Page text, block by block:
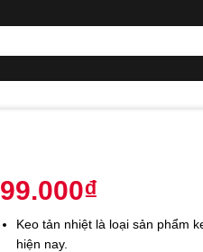
99.000₫
Keo tản nhiệt là loại sản phẩm
hiện nay.